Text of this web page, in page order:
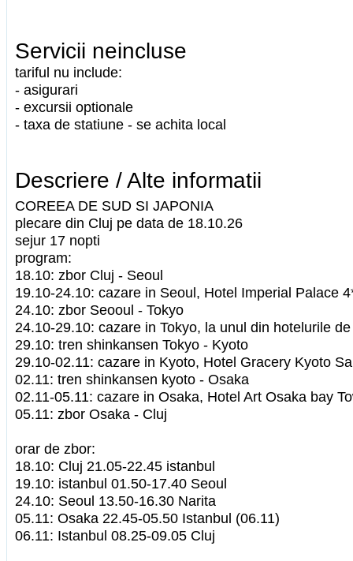
Servicii neincluse
tariful nu include:
- asigurari
- excursii optionale
- taxa de statiune - se achita local
Descriere / Alte informatii
COREEA DE SUD SI JAPONIA
plecare din Cluj pe data de 18.10.26
sejur 17 nopti
program:
18.10: zbor Cluj - Seoul
19.10-24.10: cazare in Seoul, Hotel Imperial Palace
24.10: zbor Seooul - Tokyo
24.10-29.10: cazare in Tokyo, la unul din hotelurile
29.10: tren shinkansen Tokyo - Kyoto
29.10-02.11: cazare in Kyoto, Hotel Gracery Kyoto
02.11: tren shinkansen kyoto - Osaka
02.11-05.11: cazare in Osaka, Hotel Art Osaka bay
05.11: zbor Osaka - Cluj
orar de zbor:
18.10: Cluj 21.05-22.45 istanbul
19.10: istanbul 01.50-17.40 Seoul
24.10: Seoul 13.50-16.30 Narita
05.11: Osaka 22.45-05.50 Istanbul (06.11)
06.11: Istanbul 08.25-09.05 Cluj